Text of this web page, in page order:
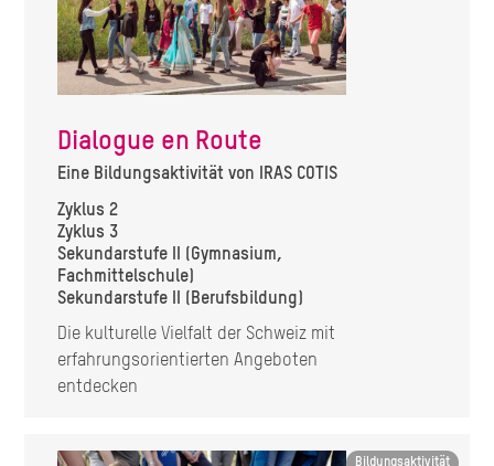
Dialogue en Route
Eine Bildungsaktivität von IRAS COTIS
Zyklus 2
Zyklus 3
Sekundarstufe II (Gymnasium,
Fachmittelschule)
Sekundarstufe II (Berufsbildung)
Die kulturelle Vielfalt der Schweiz mit
erfahrungsorientierten Angeboten
entdecken
Bildungsaktivität